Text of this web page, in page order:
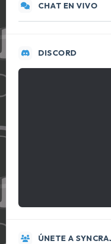
CHAT EN VIVO
DISCORD
ÚNETE A